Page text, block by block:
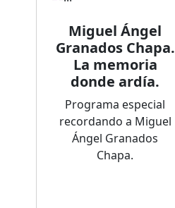
Miguel Ángel
Granados Chapa.
La memoria
donde ardía.
Programa especial
recordando a Miguel
Ángel Granados
Chapa.